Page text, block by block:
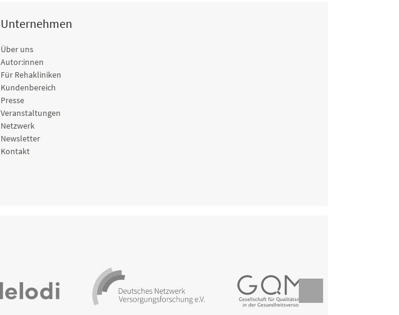
Unternehmen
Über uns
Autor:innen
Für Rehakliniken
Kundenbereich
Presse
Veranstaltungen
Netzwerk
Newsletter
Kontakt